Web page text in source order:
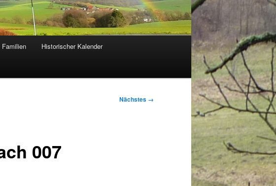
Familien Historischer Kalender
Nächstes →
007